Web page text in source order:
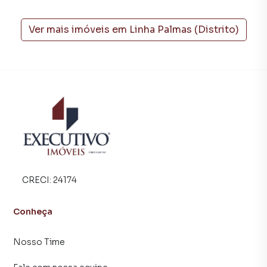
para encontrar o imóvel que mais combina com seu estilo
de vida.
consegue comprar ou alugar um imóvel em Arroio Do
Meio mesmo não estando na cidade e com a praticidade
de fazer tudo online, direto do seu computador ou
smartphone. Nós criamos soluções inovadoras para
simplificar a relação de proprietários, inquilinos e
Imóveis é uma imobiliária digital com imóveis em diversas
cidades do Brasil, incluindo Arroio Do Meio.
Na Executivo Imóveis você consegue vender ou alugar seu
Ver mais imóveis em Linha Palmas (Distrito)
CRECI: 24174
Conheça
Nosso Time